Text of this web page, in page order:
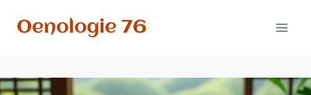
Oenologie 76